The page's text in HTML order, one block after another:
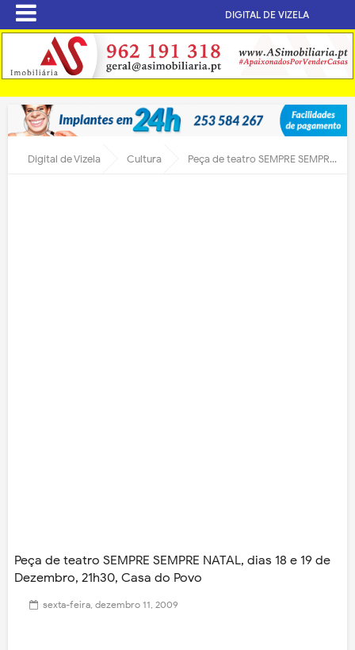
DIGITAL DE VIZELA
Digital de Vizela Cultura Peça de teatro SEMPRE SEMPRE NATAL, dias 18 e 19 de Dezembro, 21h30, Casa do Povo
Peça de teatro SEMPRE SEMPRE NATAL, dias 18 e 19 de
Dezembro, 21h30, Casa do Povo
sexta-feira, dezembro 11, 2009